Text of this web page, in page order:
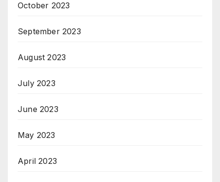
October 2023
September 2023
August 2023
July 2023
June 2023
May 2023
April 2023